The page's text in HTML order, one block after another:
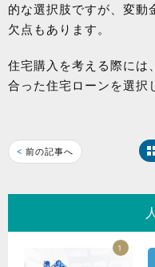
的な選択肢ですが、変動
欠点もあります。
住宅購入を考える際には
合った住宅ローンを選択
< 前の記事へ
1